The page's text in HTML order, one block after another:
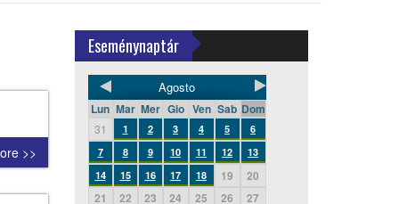
>>
Eseménynaptár
Agosto
Lun Mar Mer Gio Ven Sab Dom
31 1 2 3 4 5
6
7
8 9 10 11 12
13
14
15 16 17 18 19
20
21
22 23 24 25 26
27